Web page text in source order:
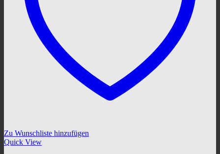
Zu Wunschliste hinzufügen
Quick View